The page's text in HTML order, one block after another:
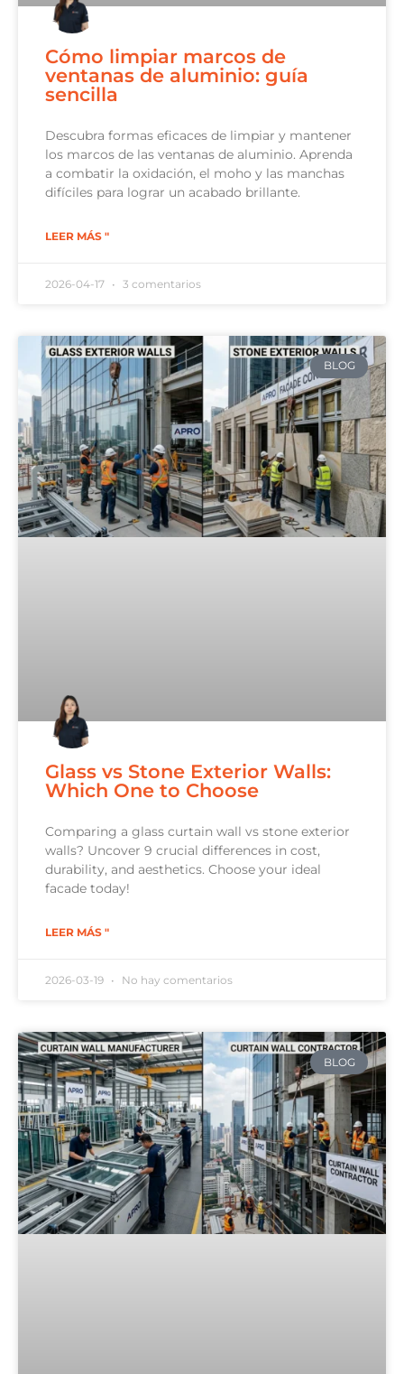
Cómo limpiar marcos de
ventanas de aluminio: guía
sencilla
Descubra formas eficaces de limpiar y mantener
los marcos de las ventanas de aluminio. Aprenda
a combatir la oxidación, el moho y las manchas
difíciles para lograr un acabado brillante.
LEER MÁS "
2026-04-17 3 comentarios
BLOG
Glass vs Stone Exterior Walls:
Which One to Choose
Comparing a glass curtain wall vs stone exterior
walls? Uncover 9 crucial differences in cost,
durability, and aesthetics. Choose your ideal
facade today!
LEER MÁS "
2026-03-19 No hay comentarios
BLOG